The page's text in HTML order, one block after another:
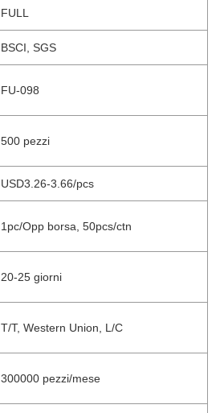
FULL
BSCI, SGS
FU-098
500 pezzi
USD3.26-3.66/pcs
1pc/Opp borsa, 50pcs/ctn
20-25 giorni
T/T, Western Union, L/C
300000 pezzi/mese